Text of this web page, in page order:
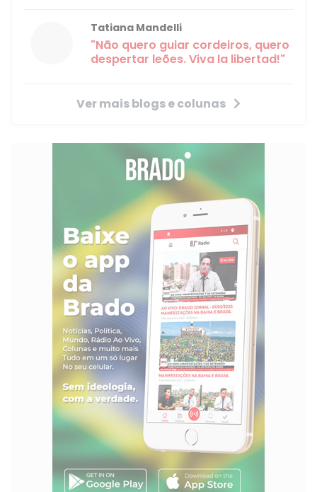
Tatiana Mandelli
"Não quero guiar cordeiros, quero
despertar leões. Viva la libertad!"
Ver mais blogs e colunas